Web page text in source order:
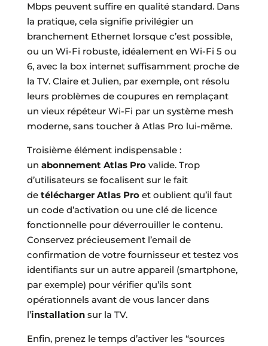
Mbps peuvent suffire en qualité standard. Dans
la pratique, cela signifie privilégier un
branchement Ethernet lorsque c’est possible,
ou un Wi-Fi robuste, idéalement en Wi-Fi 5 ou
6, avec la box internet suffisamment proche de
la TV. Claire et Julien, par exemple, ont résolu
leurs problèmes de coupures en remplaçant
un vieux répéteur Wi-Fi par un système mesh
moderne, sans toucher à Atlas Pro lui-même.
Troisième élément indispensable :
un abonnement Atlas Provalide. Trop
d’utilisateurs se focalisent sur le fait
de télécharger Atlas Proet oublient qu’il faut
un code d’activation ou une clé de licence
fonctionnelle pour déverrouiller le contenu.
Conservez précieusement l’email de
confirmation de votre fournisseur et testez vos
identifiants sur un autre appareil (smartphone,
par exemple) pour vérifier qu’ils sont
opérationnels avant de vous lancer dans
l’installationsur la TV.
Enfin, prenez le temps d’activer les “sources